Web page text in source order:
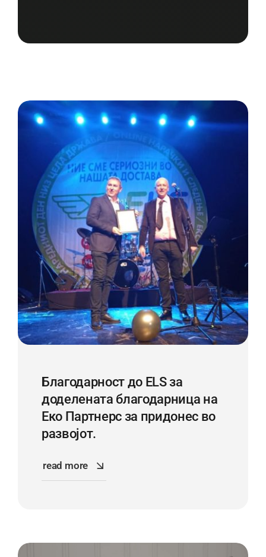
Благодарност до ELS за
доделената благодарница на
Еко Партнерс за придонес во
развојот.
read more